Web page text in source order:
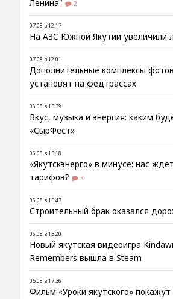
Ленина"
2
07.08 в 12:17
На АЗС Южной Якутии увеличили
07.08 в 12:01
Дополнительные комплексы
установят на федтрассах
06.08 в 15:39
Вкус, музыка и энергия: каким
«СырФест»
06.08 в 15:18
«Якутскэнерго» в минусе: нас
тарифов?
3
06.08 в 13:47
Строительный брак оказался
06.08 в 13:20
Новый якутская видеоигра
Remembers вышла в Steam
05.08 в 17:36
Фильм «Уроки якутского»